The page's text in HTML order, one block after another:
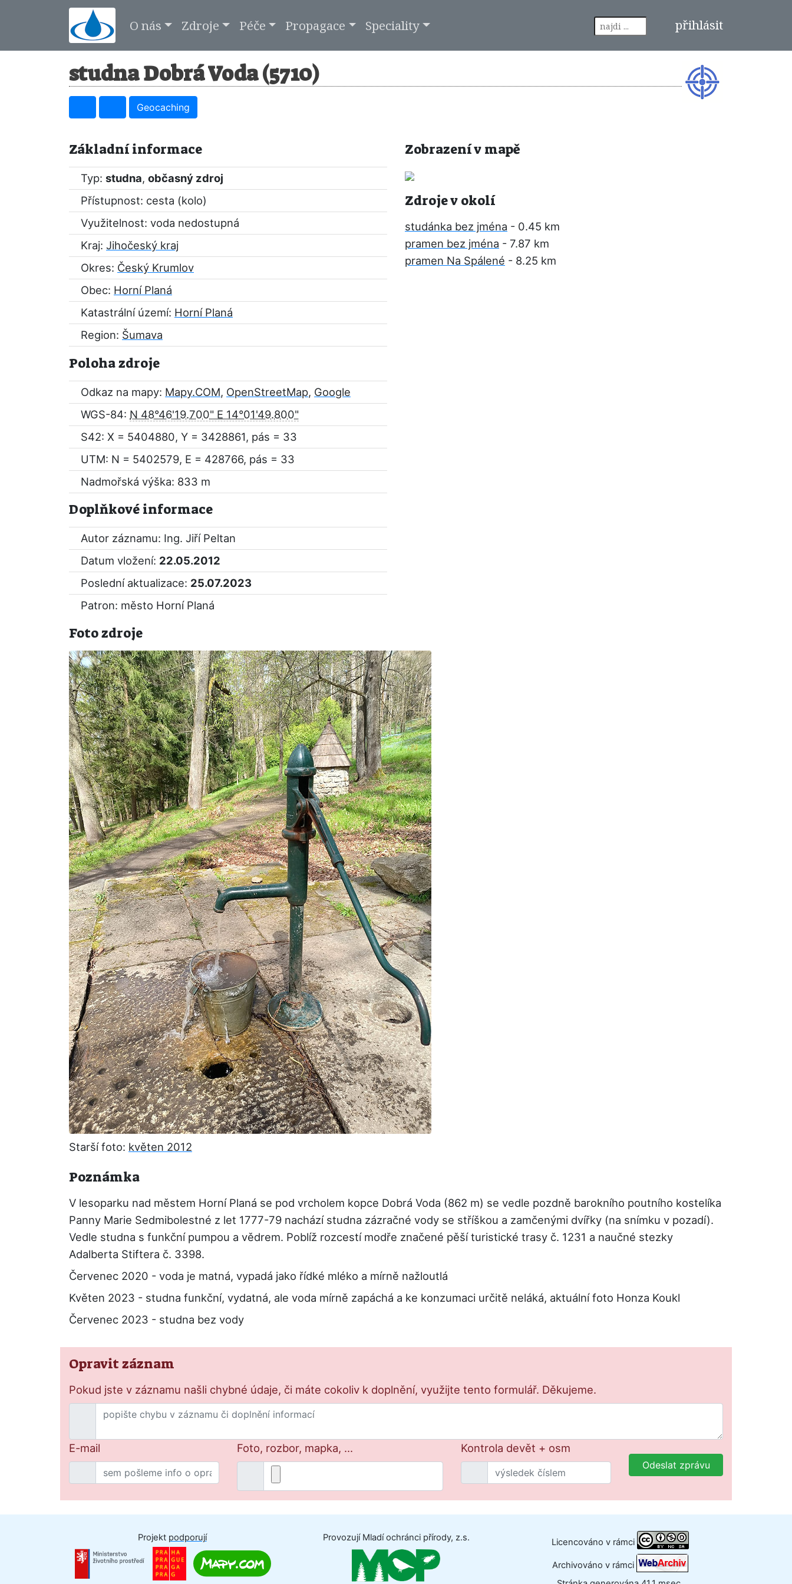
O nás Zdroje Péče Propagace Speciality přihlásit
studna Dobrá Voda (5710)
Geocaching
Základní informace
Typ: studna, občasný zdroj
Přístupnost: cesta (kolo)
Využitelnost: voda nedostupná
Kraj: Jihočeský kraj
Okres: Český Krumlov
Obec: Horní Planá
Katastrální území: Horní Planá
Region: Šumava
Poloha zdroje
Odkaz na mapy: Mapy.COM, OpenStreetMap, Google
WGS-84: N 48°46'19.700" E 14°01'49.800"
S42: X = 5404880, Y = 3428861, pás = 33
UTM: N = 5402579, E = 428766, pás = 33
Nadmořská výška: 833 m
Doplňkové informace
Autor záznamu: Ing. Jiří Peltan
Datum vložení: 22.05.2012
Poslední aktualizace: 25.07.2023
Patron: město Horní Planá
Zobrazení v mapě
Zdroje v okolí
studánka bez jména - 0.45 km
pramen bez jména - 7.87 km
pramen Na Spálené - 8.25 km
Foto zdroje
Starší foto: květen 2012
Poznámka
V lesoparku nad městem Horní Planá se pod vrcholem kopce Dobrá Voda (862 m) se vedle pozdně barokního poutního kostelíka
Panny Marie Sedmibolestné z let 1777-79 nachází studna zázračné vody se stříškou a zamčenými dvířky (na snímku v pozadí).
Vedle studna s funkční pumpou a vědrem. Poblíž rozcestí modře značené pěší turistické trasy č. 1231 a naučné stezky
Adalberta Stiftera č. 3398.
Červenec 2020 - voda je matná, vypadá jako řídké mléko a mírně nažloutlá
Květen 2023 - studna funkční, vydatná, ale voda mírně zapáchá a ke konzumaci určitě neláká, aktuální foto Honza Koukl
Červenec 2023 - studna bez vody
Opravit záznam
Pokud jste v záznamu našli chybné údaje, či máte cokoliv k doplnění, využijte tento formulář. Děkujeme.
E-mail Foto, rozbor, mapka, ... Kontrola devět + osm
Odeslat zprávu
Projekt podporují Provozují Mladí ochránci přírody, z.s. Licencováno v rámci
Archivováno v rámci